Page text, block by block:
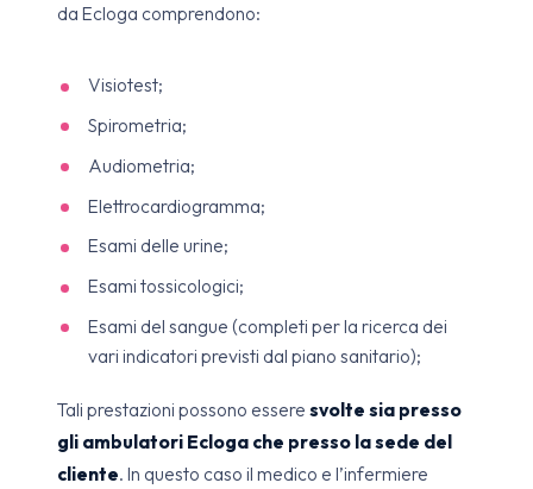
da Ecloga comprendono:
Visiotest;
Spirometria;
Audiometria;
Elettrocardiogramma;
Esami delle urine;
Esami tossicologici;
Esami del sangue (completi per la ricerca dei
vari indicatori previsti dal piano sanitario);
Tali prestazioni possono essere svolte sia presso
gli ambulatori Ecloga che presso la sede del
cliente. In questo caso il medico e l’infermiere